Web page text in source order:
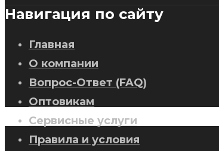
Навигация по сайту
Главная
О компании
Вопрос-Ответ (FAQ)
Оптовикам
Сервисные услуги
Правила и условия